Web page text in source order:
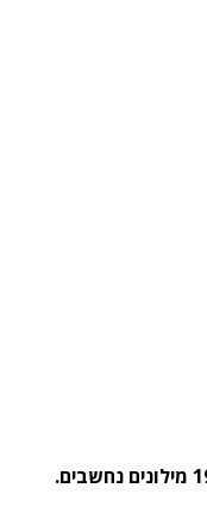
מצא מה פירוש המילה Beefcake ב-19 מילונים נחשבים.